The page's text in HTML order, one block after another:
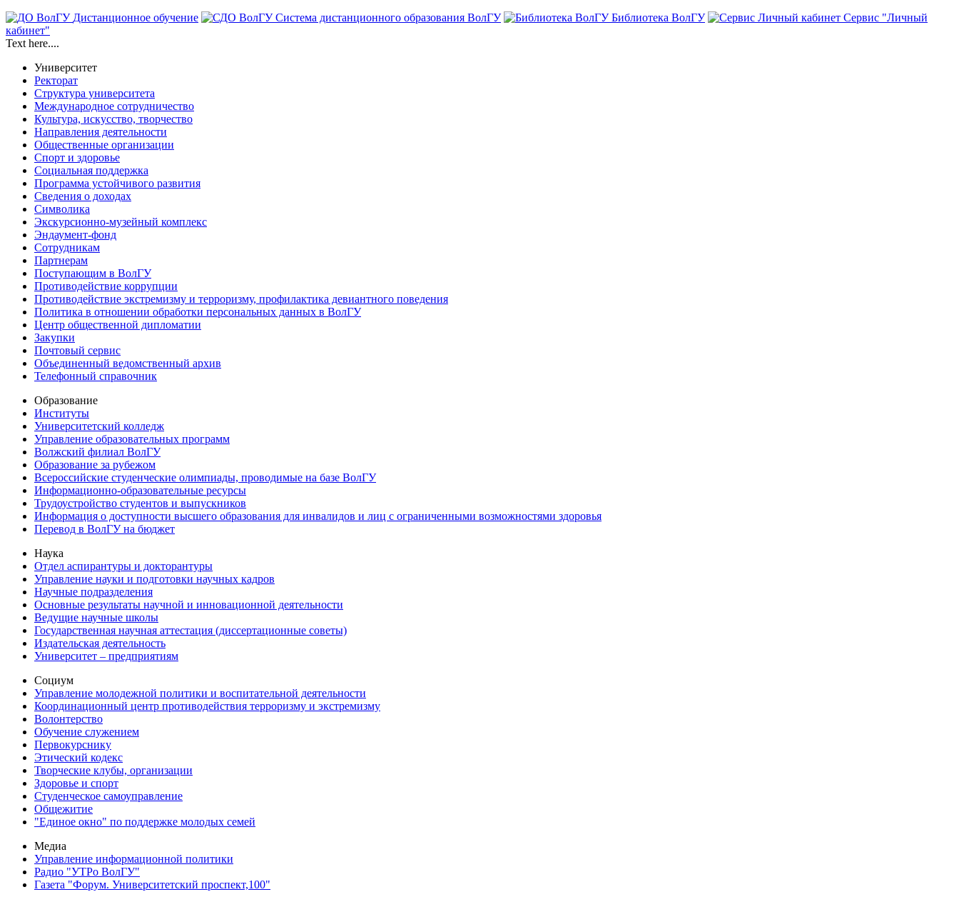
Дистанционное обучение
Система дистанционного образования ВолГУ Библиотека ВолГУ
Сервис "Личный
кабинет"
Text here....
Университет
Ректорат
Структура университета
Международное сотрудничество
Культура, искусство, творчество
Направления деятельности
Общественные организации
Спорт и здоровье
Социальная поддержка
Программа устойчивого развития
Сведения о доходах
Символика
Экскурсионно-музейный комплекс
Эндаумент-фонд
Сотрудникам
Партнерам
Поступающим в ВолГУ
Противодействие коррупции
Противодействие экстремизму и терроризму, профилактика девиантного поведения
Политика в отношении обработки персональных данных в ВолГУ
Центр общественной дипломатии
Закупки
Почтовый сервис
Объединенный ведомственный архив
Телефонный справочник
Образование
Институты
Университетский колледж
Управление образовательных программ
Волжский филиал ВолГУ
Образование за рубежом
Всероссийские студенческие олимпиады, проводимые на базе ВолГУ
Информационно-образовательные ресурсы
Трудоустройство студентов и выпускников
Информация о доступности высшего образования для инвалидов и лиц с ограниченными возможностями здоровья
Перевод в ВолГУ на бюджет
Наука
Отдел аспирантуры и докторантуры
Управление науки и подготовки научных кадров
Научные подразделения
Основные результаты научной и инновационной деятельности
Ведущие научные школы
Государственная научная аттестация (диссертационные советы)
Издательская деятельность
Университет – предприятиям
Социум
Управление молодежной политики и воспитательной деятельности
Координационный центр противодействия терроризму и экстремизму
Волонтерство
Обучение служением
Первокурснику
Этический кодекс
Творческие клубы, организации
Здоровье и спорт
Студенческое самоуправление
Общежитие
"Единое окно" по поддержке молодых семей
Медиа
Управление информационной политики
Радио "УТРо ВолГУ"
Газета "Форум. Университетский проспект,100"